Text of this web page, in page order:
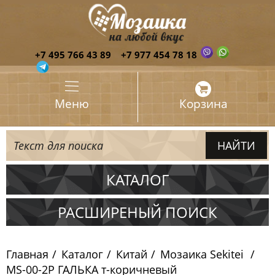
+7 495 766 43 89 +7 977 454 78 18
Меню Корзина
КАТАЛОГ
Испания
Китай
РАСШИРЕНЫЙ ПОИСК
Главная Каталог Китай
Мозаика Sekitei
MS-00-2P ГАЛЬКА т-коричневый